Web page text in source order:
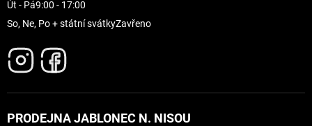
Út - Pá9:00 - 17:00
So, Ne, Po + státní svátkyZavřeno
PRODEJNA JABLONEC N. NISOU